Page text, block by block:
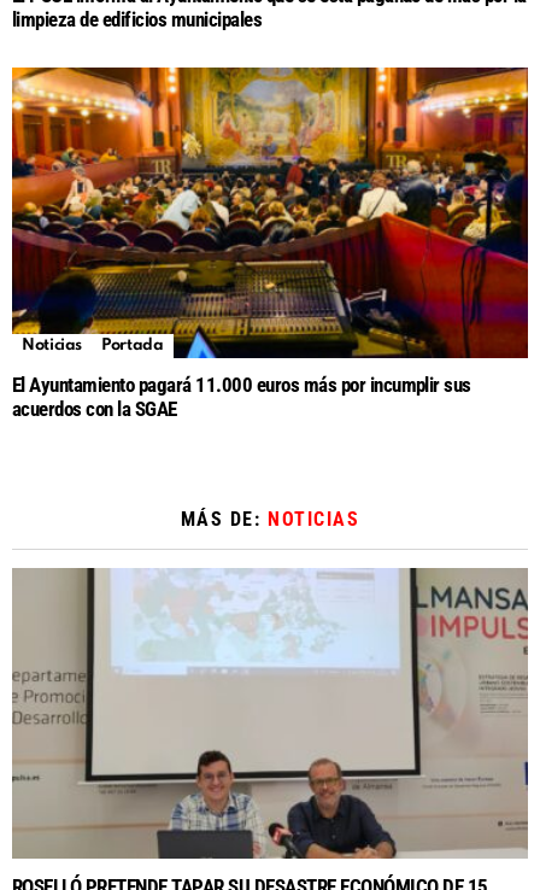
limpieza de edificios municipales
Noticias Portada
El Ayuntamiento pagará 11.000 euros más por incumplir sus
acuerdos con la SGAE
MÁS DE: NOTICIAS